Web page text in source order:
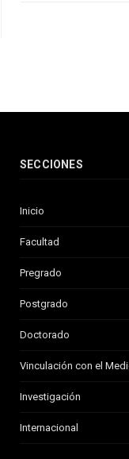
SECCIONES
Inicio
Facultad
Pregrado
Postgrado
Doctorado
Vinculación con el
Investigación
Internacional